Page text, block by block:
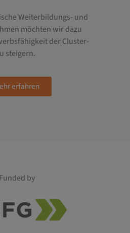
Weiterbildungs- und
möchten wir dazu
der Cluster-
steigern.
erfahren
Funded by